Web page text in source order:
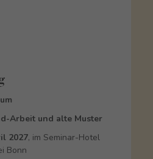
Arbeit und alte Muster
2027, im Seminar-Hotel
Bonn